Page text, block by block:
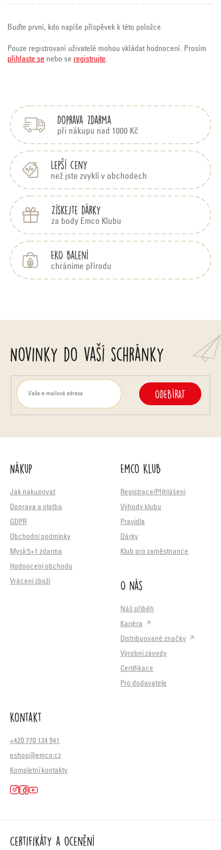
Buďte první, kdo napíše příspěvek k této položce.
Pouze registrovaní uživatelé mohou vkládat hodnocení. Prosím
přihlaste se nebo se registrujte.
Doprava zdarma
při nákupu nad 1000 Kč
Lepší ceny
než jste zvyklí v obchodech
Získejte dárky
za body Emco Klubu
EKO balení
chráníme přírodu
Novinky do vaší schránky
ODEBÍRAT
Nákup
Jak nakupovat
Doprava a platba
GDPR
Obchodní podmínky
Mysli 5+1 zdarma
Hodnocení obchodu
Vrácení zboží
Emco Klub
Registrace/Přihlášení
Výhody klubu
Pravidla
Dárky
Klub pro zaměstnance
O nás
Náš příběh
Kariéra
Distribuované značky
Výrobní závody
Certifikace
Pro dodavatele
Kontakt
+420 770 134 941
eshop@emco.cz
Kompletní kontakty
Certifikáty a ocenění